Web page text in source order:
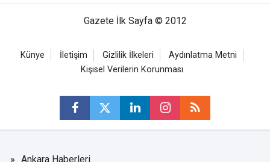
Gazete İlk Sayfa © 2012
Künye İletişim Gizlilik İlkeleri
Aydınlatma Metni
Kişisel Verilerin Korunması
Ankara Haberleri